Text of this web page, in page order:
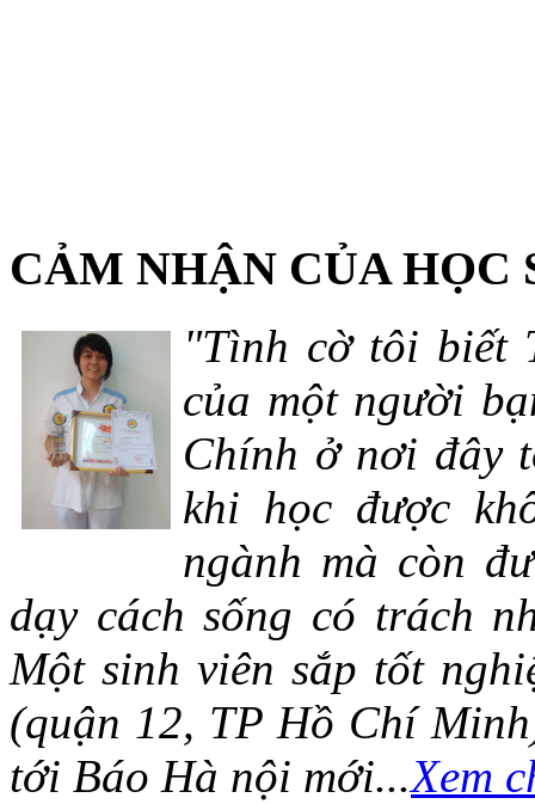
CẢM NHẬN CỦA HỌC
"Tình cờ tôi biết
của một người
Chính ở nơi đây
khi học được
ngành mà còn
dạy cách sống có trách
Một sinh viên sắp tốt
(quận 12, TP Hồ Chí
tới Báo Hà nội mới...Xem